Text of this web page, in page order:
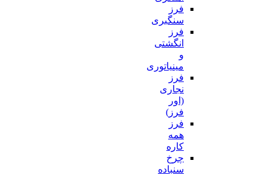
فرز
سنگبری
فرز
انگشتی
مینیاتوری
فرز
نجاری
فرز
چرخ
سنباده